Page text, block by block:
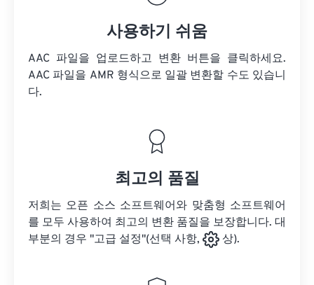
사용하기 쉬움
AAC 파일을 업로드하고 변환 버튼을 클릭하세요.
AAC 파일을 AMR 형식으로 일괄 변환할 수도 있습니
다.
최고의 품질
저희는 오픈 소스 소프트웨어와 맞춤형 소프트웨어
를 모두 사용하여 최고의 변환 품질을 보장합니다. 대
부분의 경우 "고급 설정"(선택 사항,
상).